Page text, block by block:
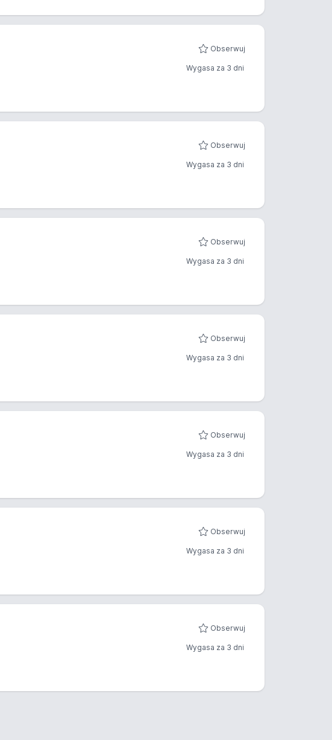
Obserwuj
Wygasa za 3 dni
Obserwuj
Wygasa za 3 dni
Obserwuj
Wygasa za 3 dni
Obserwuj
Wygasa za 3 dni
Obserwuj
Wygasa za 3 dni
Obserwuj
Wygasa za 3 dni
Obserwuj
Wygasa za 3 dni